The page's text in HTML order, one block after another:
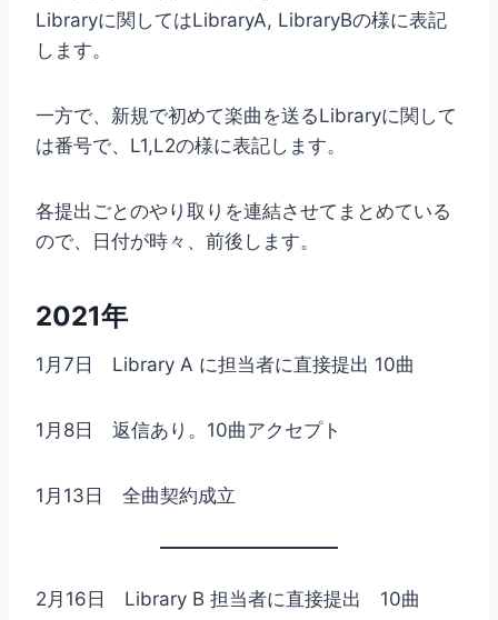
Libraryに関してはLibraryA, LibraryBの様に表記
します。
一方で、新規で初めて楽曲を送るLibraryに関して
は番号で、L1,L2の様に表記します。
各提出ごとのやり取りを連結させてまとめている
ので、日付が時々、前後します。
2021年
1月7日 Library A に担当者に直接提出 10曲
1月8日 返信あり。10曲アクセプト
1月13日 全曲契約成立
2月16日 Library B 担当者に直接提出 10曲